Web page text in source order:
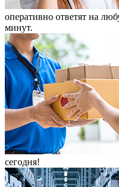
оперативно ответят на
минут.
сегодня!